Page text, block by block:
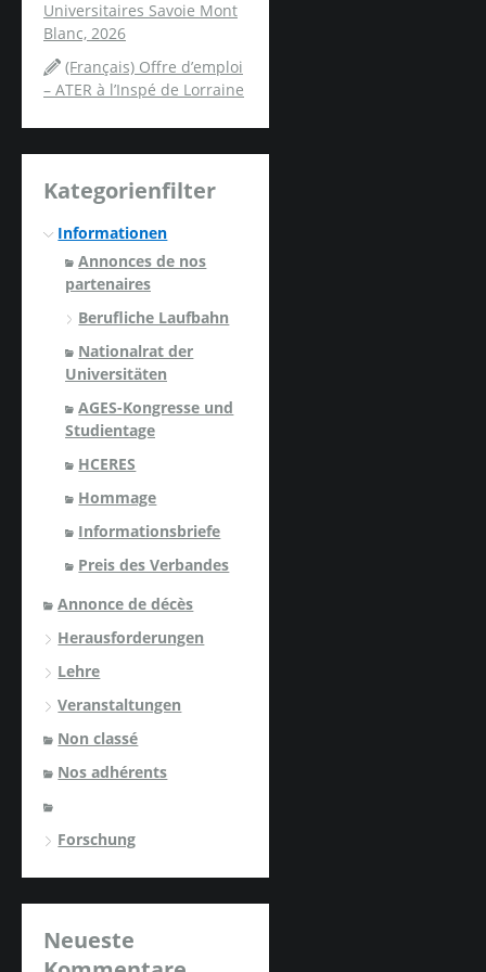
Universitaires Savoie Mont
Blanc, 2026
(Français) Offre d’emploi
– ATER à l’Inspé de Lorraine
Kategorienfilter
Informationen
Annonces de nos
partenaires
Berufliche Laufbahn
Nationalrat der
Universitäten
AGES-Kongresse und
Studientage
HCERES
Hommage
Informationsbriefe
Preis des Verbandes
Annonce de décès
Herausforderungen
Lehre
Veranstaltungen
Non classé
Nos adhérents
Forschung
Neueste